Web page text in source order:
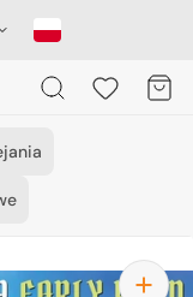
Koszyk